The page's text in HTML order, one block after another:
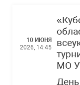
10 ИЮНЯ
2026, 14:45
МО
День